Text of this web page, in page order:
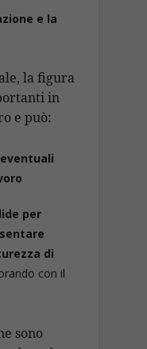
e la
la figura
in
e può:
per
di
con il
sono